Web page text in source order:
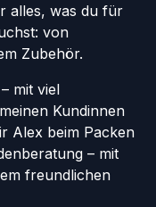
alles, was du für
von
Zubehör.
mit viel
Kundinnen
Alex beim Packen
– mit
freundlichen